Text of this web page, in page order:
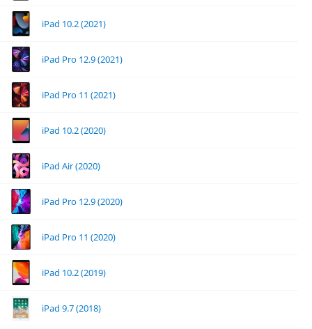
iPad 10.2 (2021)
iPad Pro 12.9 (2021)
iPad Pro 11 (2021)
iPad 10.2 (2020)
iPad Air (2020)
iPad Pro 12.9 (2020)
iPad Pro 11 (2020)
iPad 10.2 (2019)
iPad 9.7 (2018)